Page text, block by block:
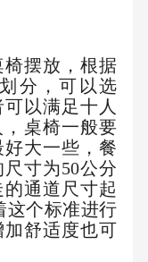
摆放，根据
分，可以选
以满足十人
桌椅一般要
大一些，餐
寸为50公分
通道尺寸起
这个标准进行
舒适度也可